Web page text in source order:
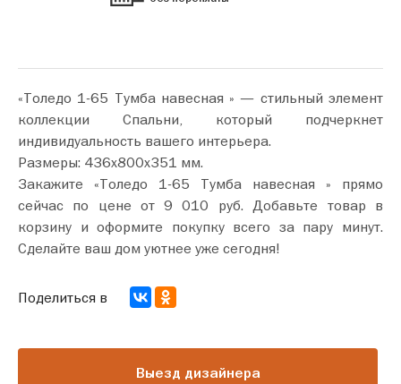
«Толедо 1-65 Тумба навесная » — стильный элемент
коллекции Спальни, который подчеркнет
индивидуальность вашего интерьера.
Размеры: 436х800х351 мм.
Закажите «Толедо 1-65 Тумба навесная » прямо
сейчас по цене от 9 010 руб. Добавьте товар в
корзину и оформите покупку всего за пару минут.
Сделайте ваш дом уютнее уже сегодня!
Выезд дизайнера
Поделиться в